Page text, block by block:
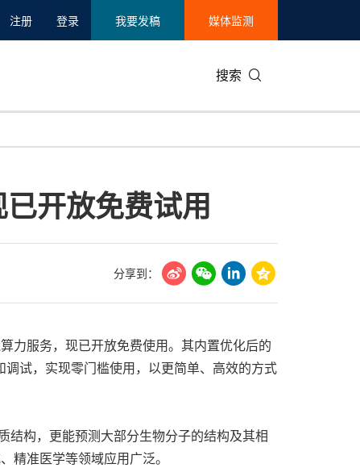
注册 登录 我要发稿 媒体监测
搜索
碳中和
美国临床肿瘤学会(ASCO)
娱乐时尚与艺术
新加坡
开放免费试用
分享到：
力服务，现已开放免费使用。其内置优化后的
试，实现零门槛使用，以更简单、高效的方式
结构，更能预测大部分生物分子的结构及其相
精准医学等领域应用广泛。